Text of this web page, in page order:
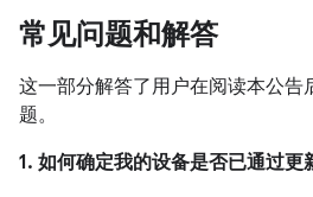
常见问题和解答
这一部分解答了用户在阅读本公告
题。
1. 如何确定我的设备是否已通过更